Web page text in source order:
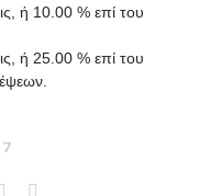
ή 10.00 % επί του
ή 25.00 % επί του